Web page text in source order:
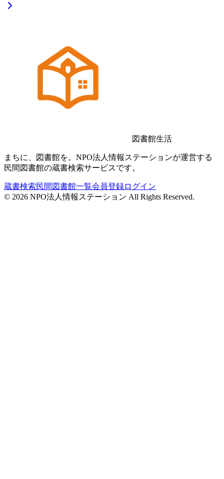
図書館生活
まちに、図書館を。NPO法人情報ステーションが運営する
民間図書館の蔵書検索サービスです。
蔵書検索民間図書館一覧会員登録ログイン
© 2026 NPO法人情報ステーション All Rights Reserved.